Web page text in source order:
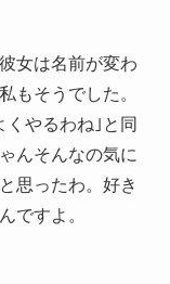
女は名前が変わ
もそうでした。
やるわね｣と同
んそんなの気に
思ったわ。好き
ですよ。